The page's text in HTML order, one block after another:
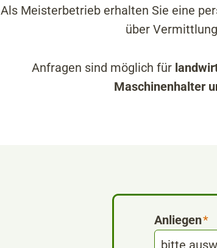
Als Meisterbetrieb erhalten Sie eine
über
Anfragen sind möglich für
Maschinenhalter
Anliegen*